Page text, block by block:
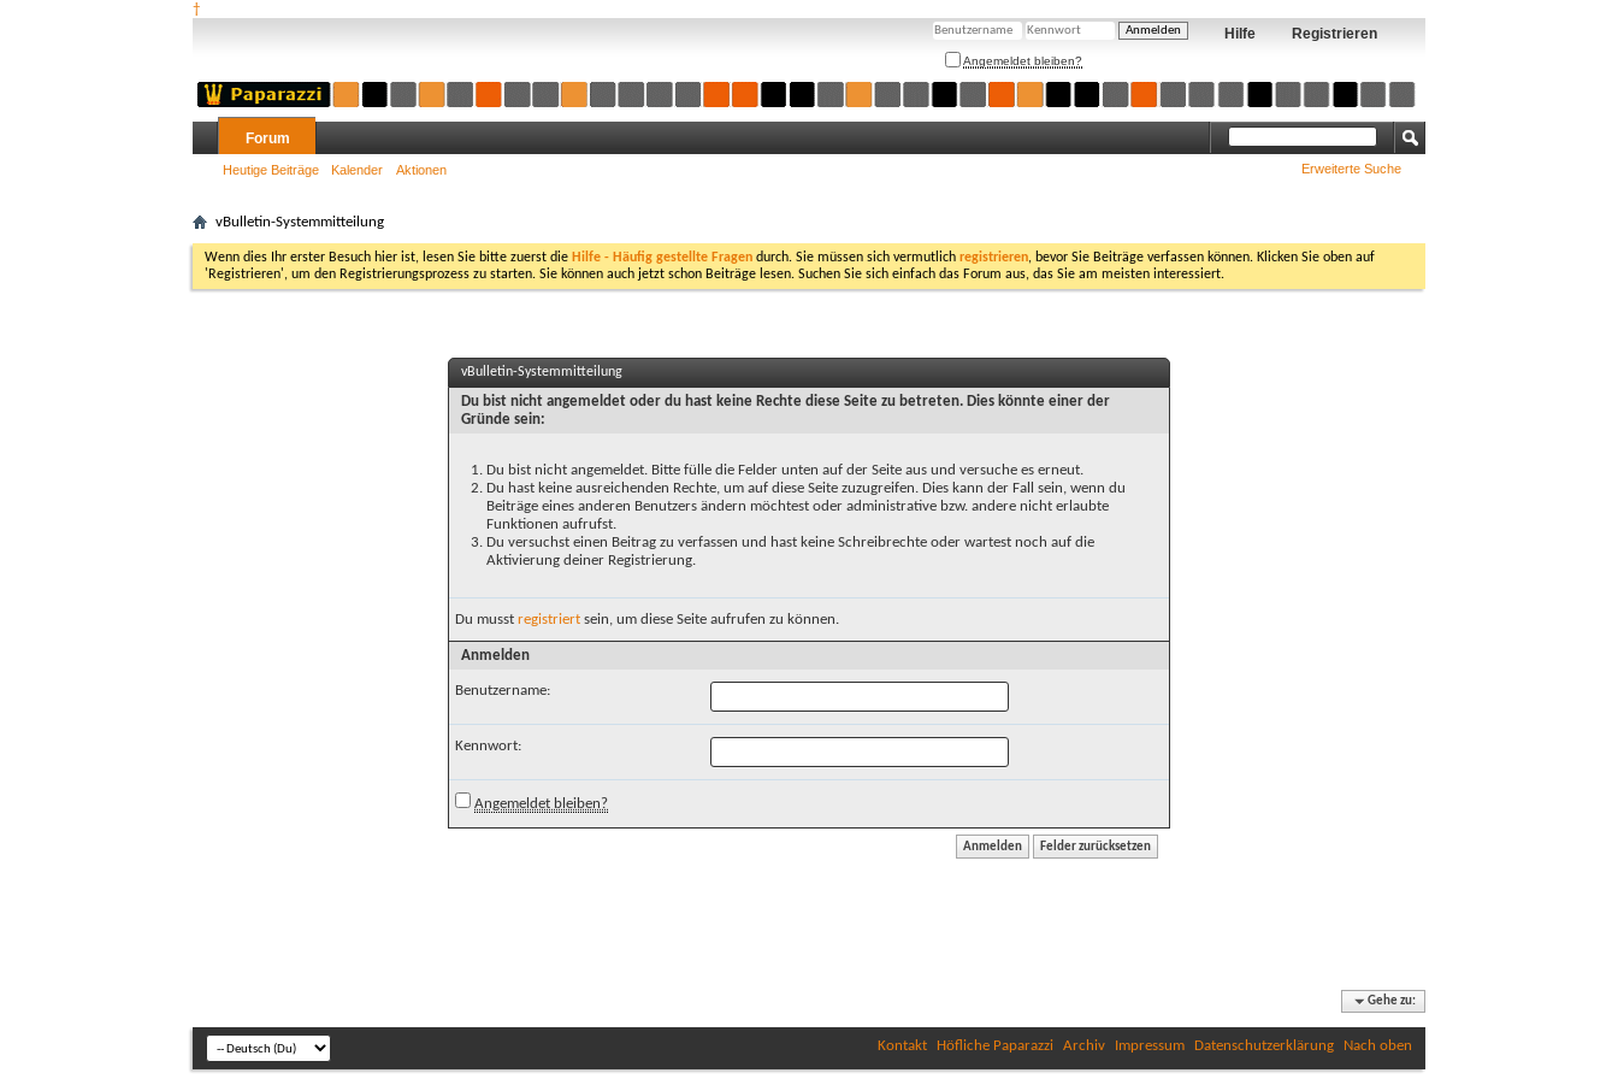
†
Registrieren
Hilfe
Angemeldet bleiben?
Forum
Heutige Beiträge Kalender Aktionen Erweiterte Suche
vBulletin-Systemmitteilung
Wenn dies Ihr erster Besuch hier ist, lesen Sie bitte zuerst die Hilfe - Häufig gestellte Fragen durch. Sie müssen sich vermutlich registrieren, bevor Sie Beiträge verfassen können. Klicken Sie oben auf
'Registrieren', um den Registrierungsprozess zu starten. Sie können auch jetzt schon Beiträge lesen. Suchen Sie sich einfach das Forum aus, das Sie am meisten interessiert.
vBulletin-Systemmitteilung
Du bist nicht angemeldet oder du hast keine Rechte diese Seite zu betreten. Dies könnte einer der
Gründe sein:
Du bist nicht angemeldet. Bitte fülle die Felder unten auf der Seite aus und versuche es erneut.
Du hast keine ausreichenden Rechte, um auf diese Seite zuzugreifen. Dies kann der Fall sein, wenn du
Beiträge eines anderen Benutzers ändern möchtest oder administrative bzw. andere nicht erlaubte
Funktionen aufrufst.
Du versuchst einen Beitrag zu verfassen und hast keine Schreibrechte oder wartest noch auf die
Aktivierung deiner Registrierung.
Du musst registriert sein, um diese Seite aufrufen zu können.
Anmelden
Benutzername:
Kennwort:
Angemeldet bleiben?
Gehe zu:
Kontakt Höfliche Paparazzi Archiv Impressum Datenschutzerklärung Nach oben